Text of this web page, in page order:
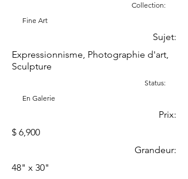
Collection:
Fine Art
Sujet:
Expressionnisme, Photographie d'art,
Sculpture
Status:
En Galerie
Prix:
$ 6,900
Grandeur:
48" x 30"